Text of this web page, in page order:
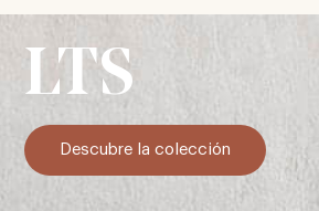
LTS
Descubre la colección